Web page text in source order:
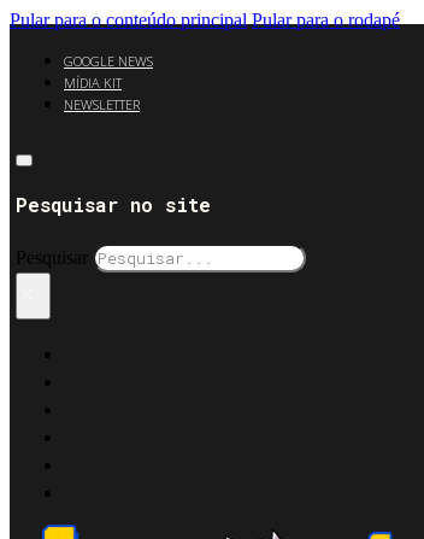
Pular para o conteúdo principal Pular para o rodapé
GOOGLE NEWS
MÍDIA KIT
NEWSLETTER
Pesquisar no site
Pesquisar